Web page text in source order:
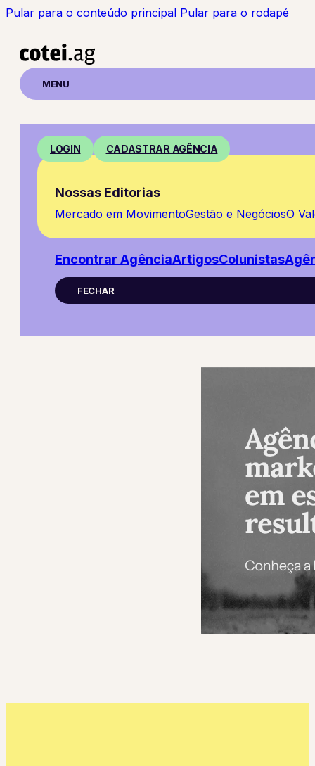
Pular para o conteúdo principal Pular para o rodapé
MENU
LOGIN CADASTRAR AGÊNCIA
Nossas Editorias
Mercado em MovimentoGestão e NegóciosO
Encontrar AgênciaArtigosColunistas
FECHAR